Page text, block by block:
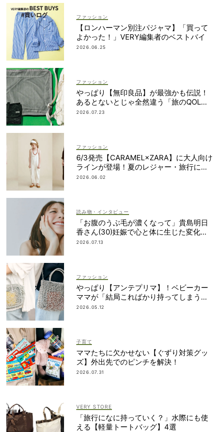
ファッション
【ロンハーマン別注パジャマ】「買って
よかった！」VERY編集者のベストバイ
2026.06.25
ファッション
やっぱり【無印良品】が最強かも伝説！
あるとないとじゃ全然違う「旅のQOL爆
上げアイテム」
2026.07.23
ファッション
6/3発売【CARAMEL×ZARA】に大人向け
ラインが登場！夏のレジャー・旅行にも
おすすめ
2026.06.02
読み物・インタビュー
「お腹のうぶ毛が濃くなって」貴島明日
香さん(30)妊娠で心と体に生じた変化も
「愛しいです」
2026.07.13
ファッション
やっぱり【アンテプリマ】！ベビーカー
ママが「結局こればかり持ってしまう」
納得の理由
2026.05.12
子育て
ママたちに欠かせない【ぐずり対策グッ
ズ】外出先でのピンチを解決！
2026.07.31
VERY STORE
「旅行になに持っていく？」水際にも使
える【軽量トートバッグ】4選